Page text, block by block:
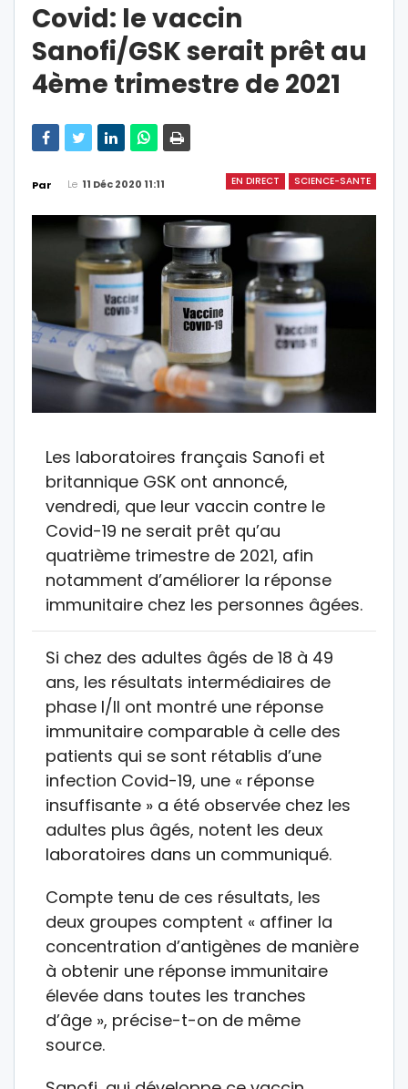
Covid: le vaccin
Sanofi/GSK serait prêt au
4ème trimestre de 2021
EN DIRECT SCIENCE-SANTE
Par Le 11 Déc 2020 11:11
Les laboratoires français Sanofi et
britannique GSK ont annoncé,
vendredi, que leur vaccin contre le
Covid-19 ne serait prêt qu’au
quatrième trimestre de 2021, afin
notamment d’améliorer la réponse
immunitaire chez les personnes âgées.
Si chez des adultes âgés de 18 à 49
ans, les résultats intermédiaires de
phase I/II ont montré une réponse
immunitaire comparable à celle des
patients qui se sont rétablis d’une
infection Covid-19, une « réponse
insuffisante » a été observée chez les
adultes plus âgés, notent les deux
laboratoires dans un communiqué.
Compte tenu de ces résultats, les
deux groupes comptent « affiner la
concentration d’antigènes de manière
à obtenir une réponse immunitaire
élevée dans toutes les tranches
d’âge », précise-t-on de même
source.